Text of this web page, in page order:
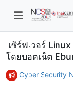
เซิร์ฟเวอร์
โดยบอตเน็ต
Cyber Security